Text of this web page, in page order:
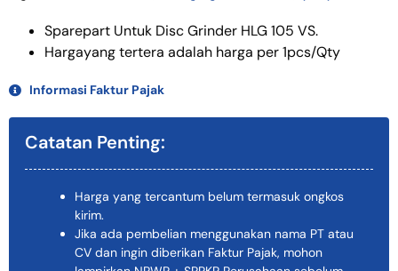
Sparepart Untuk Disc Grinder HLG 105 VS.
Hargayang tertera adalah harga per 1pcs/Qty
Informasi Faktur Pajak
Catatan Penting:
Harga yang tercantum belum termasuk ongkos
kirim.
Jika ada pembelian menggunakan nama PT atau
CV dan ingin diberikan Faktur Pajak, mohon